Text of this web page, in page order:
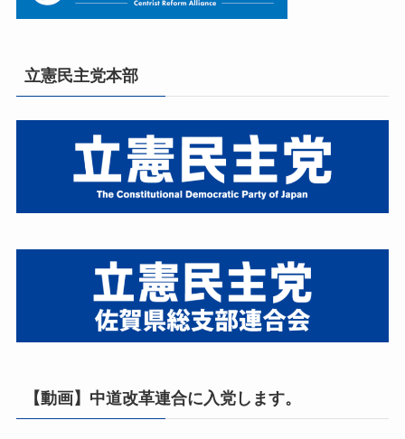
立憲民主党本部
【動画】中道改革連合に入党します。